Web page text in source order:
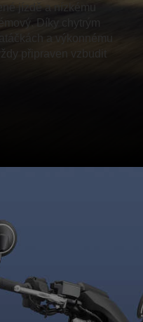
jízdě a nízkému
Díky chytrým
a výkonnému
připraven vzbudit